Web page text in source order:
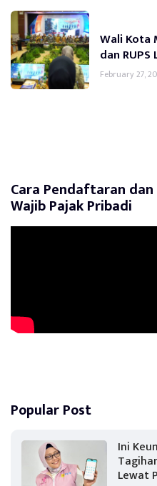
Wali Kota
dan RUPS
February 27,
Cara Pendaftaran
Wajib Pajak Pribadi
Popular Post
Ini
Lewat